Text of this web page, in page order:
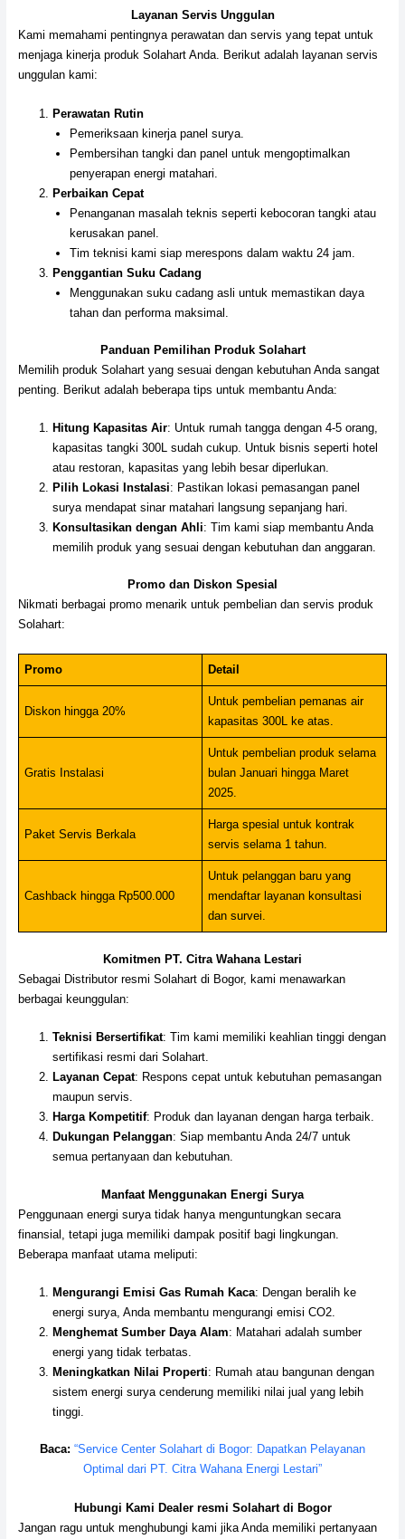
Layanan Servis Unggulan
Kami memahami pentingnya perawatan dan servis yang tepat untuk
menjaga kinerja produk Solahart Anda. Berikut adalah layanan servis
unggulan kami:
Perawatan Rutin
Pemeriksaan kinerja panel surya.
Pembersihan tangki dan panel untuk mengoptimalkan
penyerapan energi matahari.
Perbaikan Cepat
Penanganan masalah teknis seperti kebocoran tangki atau
kerusakan panel.
Tim teknisi kami siap merespons dalam waktu 24 jam.
Penggantian Suku Cadang
Menggunakan suku cadang asli untuk memastikan daya
tahan dan performa maksimal.
Panduan Pemilihan Produk Solahart
Memilih produk Solahart yang sesuai dengan kebutuhan Anda sangat
penting. Berikut adalah beberapa tips untuk membantu Anda:
Hitung Kapasitas Air: Untuk rumah tangga dengan 4-5 orang,
kapasitas tangki 300L sudah cukup. Untuk bisnis seperti hotel
atau restoran, kapasitas yang lebih besar diperlukan.
Pilih Lokasi Instalasi: Pastikan lokasi pemasangan panel
surya mendapat sinar matahari langsung sepanjang hari.
Konsultasikan dengan Ahli: Tim kami siap membantu Anda
memilih produk yang sesuai dengan kebutuhan dan anggaran.
Promo dan Diskon Spesial
Nikmati berbagai promo menarik untuk pembelian dan servis produk
Solahart:
Promo Detail
Diskon hingga 20%
Untuk pembelian pemanas air
kapasitas 300L ke atas.
Gratis Instalasi
Untuk pembelian produk selama
bulan Januari hingga Maret
2025.
Paket Servis Berkala
Harga spesial untuk kontrak
servis selama 1 tahun.
Cashback hingga Rp500.000
Untuk pelanggan baru yang
mendaftar layanan konsultasi
dan survei.
Komitmen PT. Citra Wahana Lestari
Sebagai Distributor resmi Solahart di Bogor, kami menawarkan
berbagai keunggulan:
Teknisi Bersertifikat: Tim kami memiliki keahlian tinggi dengan
sertifikasi resmi dari Solahart.
Layanan Cepat: Respons cepat untuk kebutuhan pemasangan
maupun servis.
Harga Kompetitif: Produk dan layanan dengan harga terbaik.
Dukungan Pelanggan: Siap membantu Anda 24/7 untuk
semua pertanyaan dan kebutuhan.
Manfaat Menggunakan Energi Surya
Penggunaan energi surya tidak hanya menguntungkan secara
finansial, tetapi juga memiliki dampak positif bagi lingkungan.
Beberapa manfaat utama meliputi:
Mengurangi Emisi Gas Rumah Kaca: Dengan beralih ke
energi surya, Anda membantu mengurangi emisi CO2.
Menghemat Sumber Daya Alam: Matahari adalah sumber
energi yang tidak terbatas.
Meningkatkan Nilai Properti: Rumah atau bangunan dengan
sistem energi surya cenderung memiliki nilai jual yang lebih
tinggi.
Baca: “Service Center Solahart di Bogor: Dapatkan Pelayanan
Optimal dari PT. Citra Wahana Energi Lestari”
Hubungi Kami Dealer resmi Solahart di Bogor
Jangan ragu untuk menghubungi kami jika Anda memiliki pertanyaan